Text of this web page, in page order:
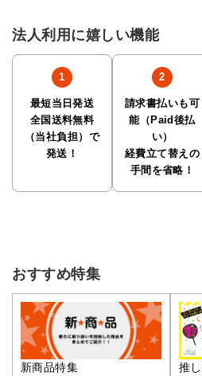
法人利用に嬉しい機能
最短当日発送
全国送料無料
（当社負担）で
発送！
請求書払いも可
能（Paid後払
い）
経費立て替えの
手間を省略！
おすすめ特集
新商品特集
推